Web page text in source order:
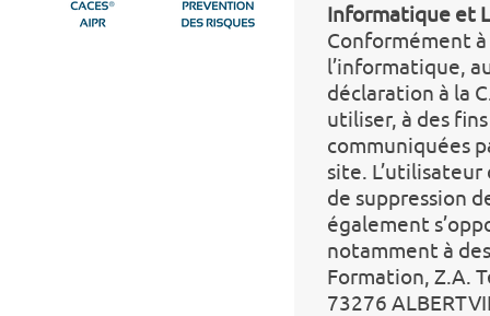
Informatique et
Conformément
l’informatique,
déclaration à la
utiliser, à des
communiquées
site.
de suppression
également
notamment à
Formation, Z.A.
73276